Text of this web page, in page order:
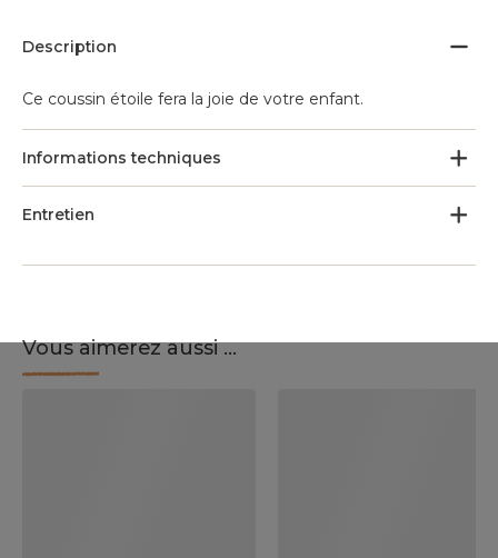
Description
Ce coussin étoile fera la joie de votre enfant.
Informations techniques
Entretien
Vous aimerez aussi ...